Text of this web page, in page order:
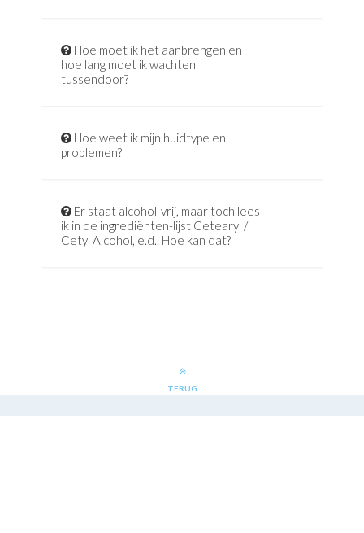
Hoe moet ik het aanbrengen en
hoe lang moet ik wachten
tussendoor?
Hoe weet ik mijn huidtype en
problemen?
Er staat alcohol-vrij, maar toch lees
ik in de ingrediënten-lijst Cetearyl /
Cetyl Alcohol, e.d.. Hoe kan dat?
TERUG